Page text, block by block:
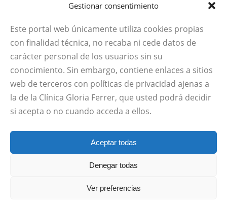
Gestionar consentimiento
Este portal web únicamente utiliza cookies propias
con finalidad técnica, no recaba ni cede datos de
carácter personal de los usuarios sin su
conocimiento. Sin embargo, contiene enlaces a sitios
web de terceros con políticas de privacidad ajenas a
la de la Clínica Gloria Ferrer, que usted podrá decidir
si acepta o no cuando acceda a ellos.
Aceptar todas
Denegar todas
Ver preferencias
Empresa
Política de privacidad
Aviso legal
Política de cookies (UE)